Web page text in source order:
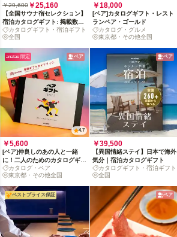
￥29,600 ￥25,160
【全国サウナ宿セレクション】
宿泊カタログギフト: 掲載数
500+施設〜
カタログギフト・宿泊ギフト
全国
￥18,000
[ペア]カタログギフト・レスト
ランペア・ゴールド
カタログ・グルメ
東京都・その他全国
anatae 限定 ペア
4.7
￥5,600
[ペア]仲良しのあの人と一緒
に！二人のためのカタログギフ
トカタログ・ペア
東京都・その他全国
ペア
￥39,500
【異国情緒ステイ】日本で海外
気分｜宿泊カタログギフト
カタログギフト・宿泊ギフト
全国
ベストプライス保証 ペア